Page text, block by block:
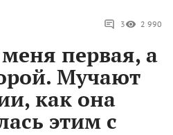
3 2 990
первая, а
Мучают
как она
этим с